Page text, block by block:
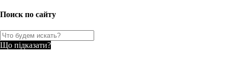
Поиск по сайту
Що підказати?